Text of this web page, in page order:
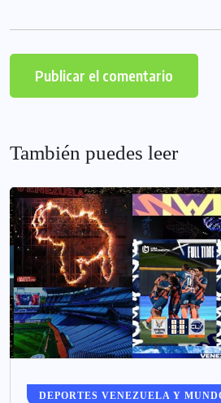
También puedes leer
DEPORTES VENEZUELA Y